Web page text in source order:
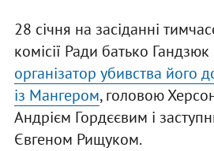
28 січня на засіданні
комісії Ради батько
організатор убивства його
із Мангером, головою
Андрієм Гордєєвим і
Євгеном Рищуком.